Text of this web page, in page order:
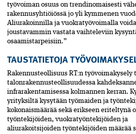
työvoiman osuus on trendinomaisesti
rakennusyhtiöiössä jo yli kymmenen
Aliurakoinnilla ja vuokratyövoimalla
joustavammin vastata vaihteleviin
osaamistarpeisiin.”
TAUSTATIETOJA
Rakennusteollisuus RT:n
talonrakennusteollisuudessa
infrarakentamisessa kolmannen kerran.
yrityksiltä kysytään työmaiden ja
kokonaismäärää sekä erikseen eriteltynä
työntekijöiden, vuokratyöntekijöiden ja
aliurakoitsijoiden työntekijöiden määrää